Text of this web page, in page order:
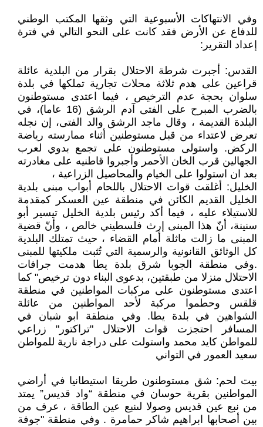
وفي الانتهاكات الأسبوعية التي وثقها المكتب الوطني
للدفاع عن الأرض فقد كانت على النحو التالي في فترة
إعداد التقرير:
القدس: أجبرت شرطة الاحتلال بقرار من البلدية عائلة
قراعين على هدم ثلاثة محلات تجارية تملكها في بلدة
سلوان بحجة عدم الترخيص ، فيما اعتدى مستوطنون
بالضرب المبرح على الفتى آدم الرشق (16 عاما)، في
البلدة القديمة ، وقال ماجد الرشق والد الفتى، إن نجله
تعرض لاعتداء من قبل مستوطنين أثناء ممارسته رياضة
الركض. واستولى مستوطنون على تجمع بدوي لعرب
الجهالين قرب الخان الأحمر وأجبروا قاطنيه على مغادرته
بعد ان استولوا على الخيام والمحاصيل الزراعية ،
الخليل: أغلقت قوات الاحتلال باللحام أبواب مبنى بلدية
الخليل القديم الكائن في منطقة عين العسكر كمقدمة
للاستيلاء عليه ، فيما أكد رئيس بلدية الخليل تيسير أبو
سنينة، أنّ هذا المبنى إرث فلسطيني خالص ، وأنّ قضية
المبنى ما زالت ماثلة أمام القضاء ، حيث تمتلك البلدية
كل الوثائق القانونية والرسمية التي تُثبت ملكيتها للمبنى
.وفي منطقة الجوبا شرق بلدة يطا هدمت جرافات
الاحتلال منزلا من طبقتين، بدعوى البناء دون ترخيص" كما
اعتدى مستوطنون على مركبات المواطنين في منطقة
قلقس وحطموا مركبة لأحد المواطنين من عائلة
الشواهين في بلدة يطا. وفي منطقة ابو شبان في
المسافر احتجزت قوات الاحتلال "تراكتور" زراعي
للمواطن كايد محمد واستولت على دراجة نارية للمواطن
سعيد العمور في التواني
بيت لحم: شق مستوطنون طريقا استيطانيا في أراضي
المواطنين بقرية حوسان في منطقة “واد قديس” يمتد
من نبع عين قديس وصولا لىنبع عين الطاقة ، عرف من
بين أصحابها ابراهيم شاكر حمامرة . وفي منطقة "جوفة